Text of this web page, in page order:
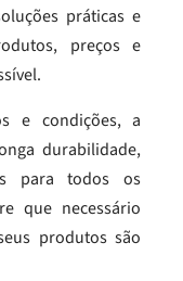
práticas e
preços e
e condições, a
durabilidade,
para todos os
que necessário
produtos são